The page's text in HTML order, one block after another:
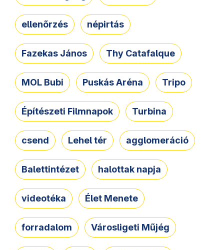
ellenőrzés népirtás
Fazekas János Thy Catafalque
MOL Bubi Puskás Aréna Tripo
Építészeti Filmnapok Turbina
csend Lehel tér agglomeráció
Balettintézet halottak napja
videotéka Élet Menete
forradalom Városligeti Műjég